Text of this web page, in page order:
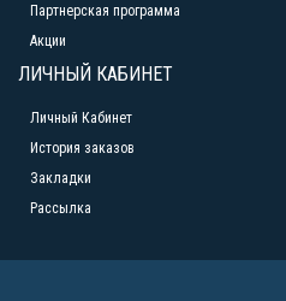
Партнерская программа
Акции
ЛИЧНЫЙ КАБИНЕТ
Личный Кабинет
История заказов
Закладки
Рассылка